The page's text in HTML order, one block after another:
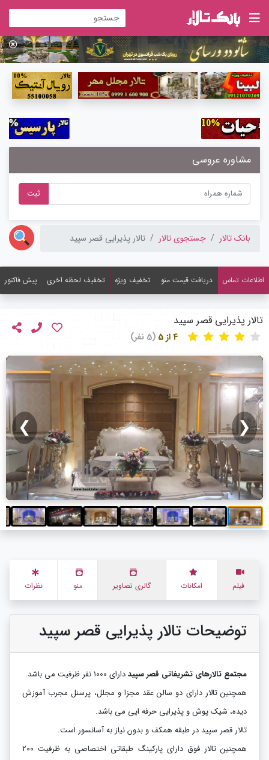
مشاوره عروسی
ثبت
بانک تالار جستجوی تالار تالار پذیرایی قصر سپید
اطلاعات تماس دریافت قیمت منو تخفیف ویژه تخفیف لحظه آخری پیش فاکتور
تالار پذیرایی قصر سپید
(5 نفر)
❮
❯
فیلم امکانات گالری تصاویر منو نظرات
توضیحات تالار پذیرایی قصر سپید
مجتمع تالارهای تشریفاتی قصر سپیددارای 1000 نفر ظرفیت می باشد.
همچنین تالار دارای دو سالن عقد مجزا و مجلل، پرسنل مجرب آموزش
دیده، شیک پوش و پذیرایی حرفه ایی می باشد.
تالار قصر سپید در طبقه همکف و بدون نیاز به آسانسور است.
همچنین تالار فوق دارای پارکینگ طبقاتی اختصاصی به ظرفیت 200